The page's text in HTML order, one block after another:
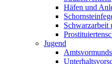
Häfen und
Schwarzarbeit
Jugend